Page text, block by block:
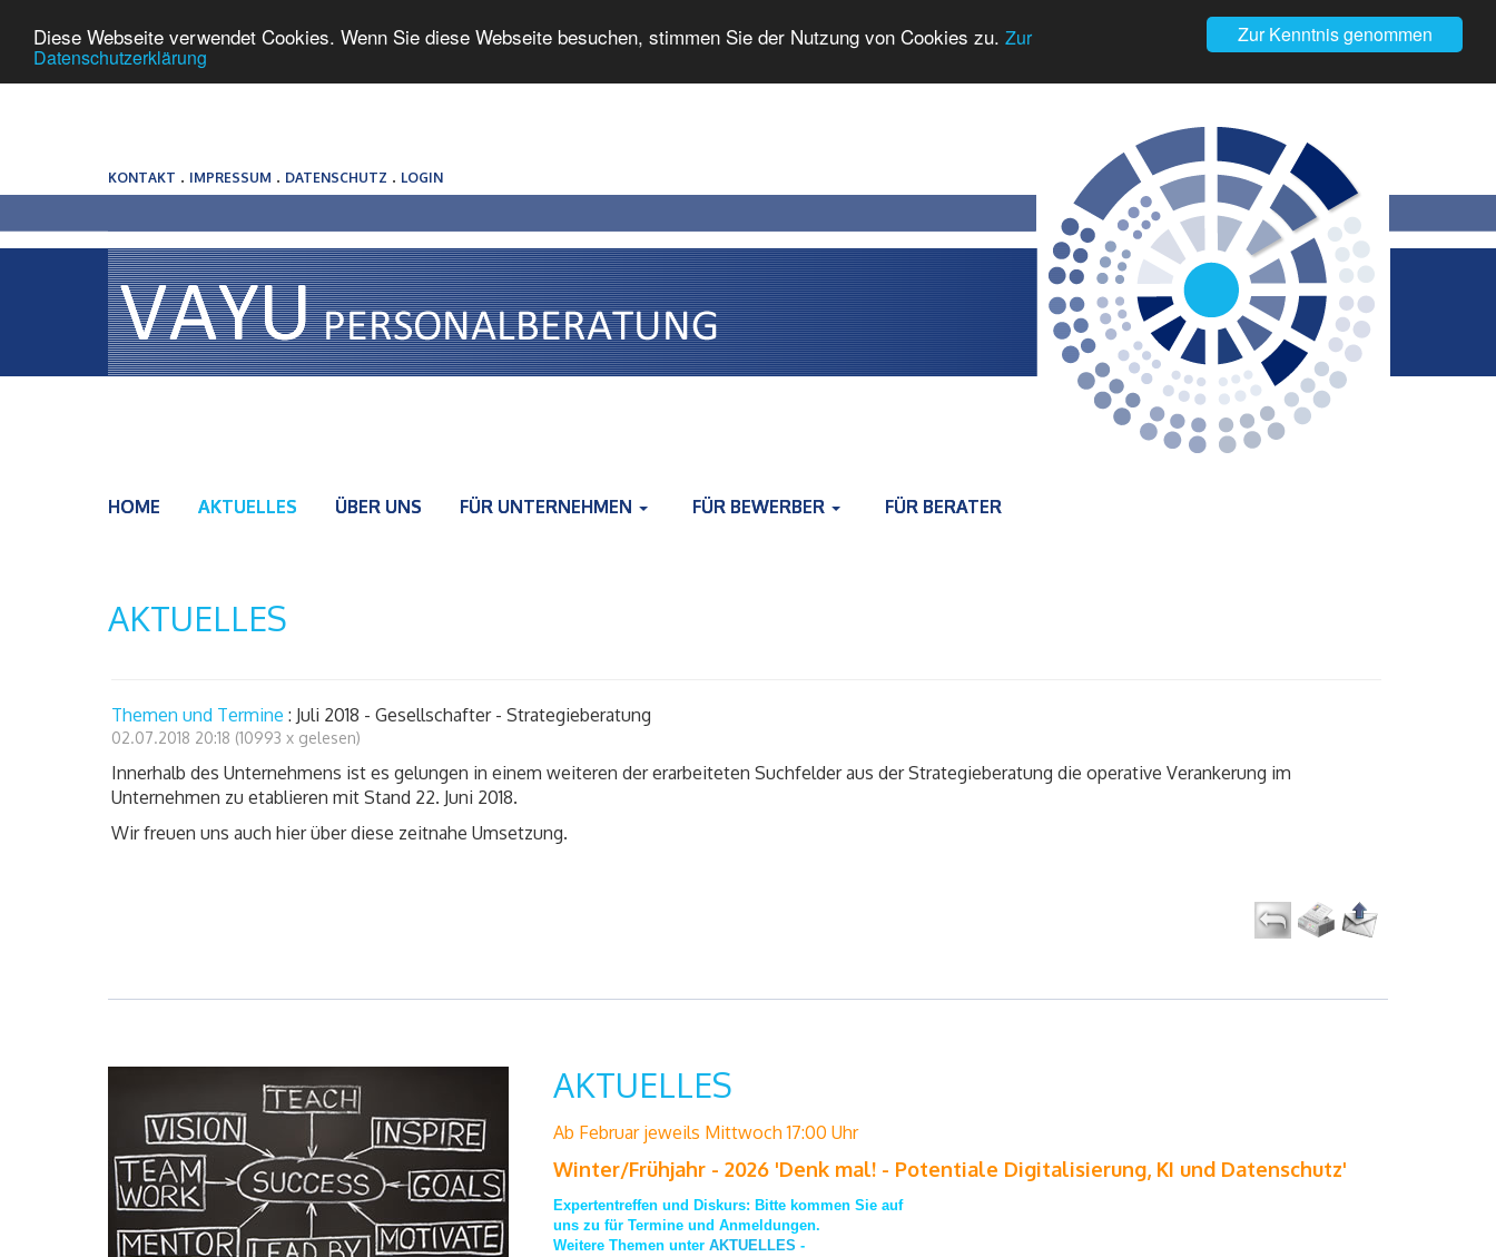
Zur Kenntnis genommen
Diese Webseite verwendet Cookies. Wenn Sie diese Webseite besuchen, stimmen Sie der Nutzung von Cookies zu. Zur
Datenschutzerklärung
KONTAKT . IMPRESSUM . DATENSCHUTZ . LOGIN
HOME AKTUELLES ÜBER UNS FÜR UNTERNEHMEN FÜR BEWERBER FÜR BERATER
AKTUELLES
Themen und Termine : Juli 2018 - Gesellschafter - Strategieberatung
02.07.2018 20:18 (10993 x gelesen)
Innerhalb des Unternehmens ist es gelungen in einem weiteren der erarbeiteten Suchfelder aus der Strategieberatung die operative Verankerung im
Unternehmen zu etablieren mit Stand 22. Juni 2018.
Wir freuen uns auch hier über diese zeitnahe Umsetzung.
AKTUELLES
Ab Februar jeweils Mittwoch 17:00 Uhr
Winter/Frühjahr - 2026 'Denk mal! - Potentiale Digitalisierung, KI und Datenschutz'
Expertentreffen und Diskurs: Bitte kommen Sie auf
uns zu für Termine und Anmeldungen.
Weitere Themen unter AKTUELLES -